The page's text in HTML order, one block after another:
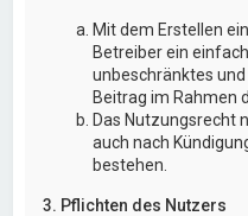
Mit dem Erstellen
Betreiber ein
unbeschränktes
Beitrag im Rahmen
Das Nutzungsrecht
auch nach
bestehen.
3. Pflichten des Nutzers